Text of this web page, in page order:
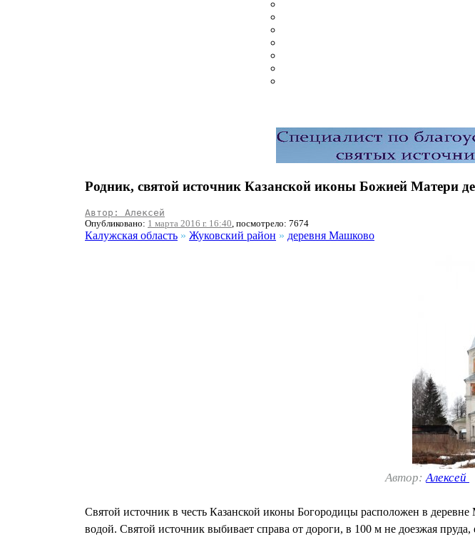
Родник, святой источник Казанской иконы Божией Матери
Автор: Алексей
Опубликовано: 1 марта 2016 г. 16:40, посмотрело: 7674
Калужская область » Жуковский район » деревня Машково
Автор:Алексей
Святой источник в честь Казанской иконы Богородицы расположен в
водой. Святой источник выбивает справа от дороги, в 100 м не доезжая